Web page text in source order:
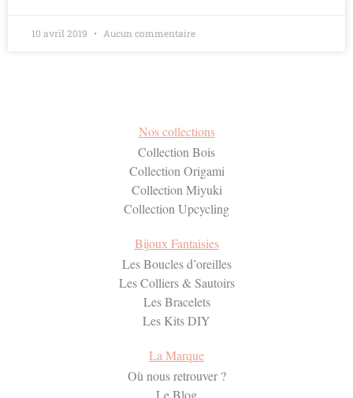
10 avril 2019 Aucun commentaire
Nos collections
Collection Bois
Collection Origami
Collection Miyuki
Collection Upcycling
Bijoux Fantaisies
Les Boucles d’oreilles
Les Colliers & Sautoirs
Les Bracelets
Les Kits DIY
La Marque
Où nous retrouver ?